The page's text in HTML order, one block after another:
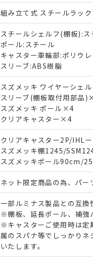
組み立て式 スチールラック
スチールシェルフ(棚板):ス
ポール:スチール
キャスター車輪部:ポリウ
スリーブ:ABS樹脂
スズメッキ ワイヤーシェ
スリーブ(棚板取付用部品
スズメッキ ポール×4
クリアキャスター×4
クリアキャスター2P/IHL
スズメッキ棚1245/
スズメッキポール90cm/
ネット限定商品の為、パー
一部ルミナス製品との互換
※棚板、延長ポール、補強
※キャスターご使用時は定
属のスパナ等でしっかり
いたします。